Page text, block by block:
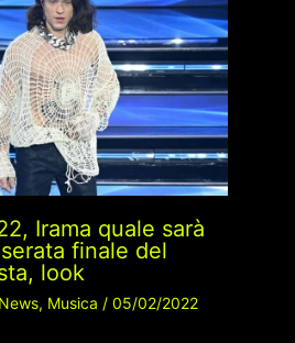
Irama quale sarà
finale del
look
News, Musica / 05/02/2022